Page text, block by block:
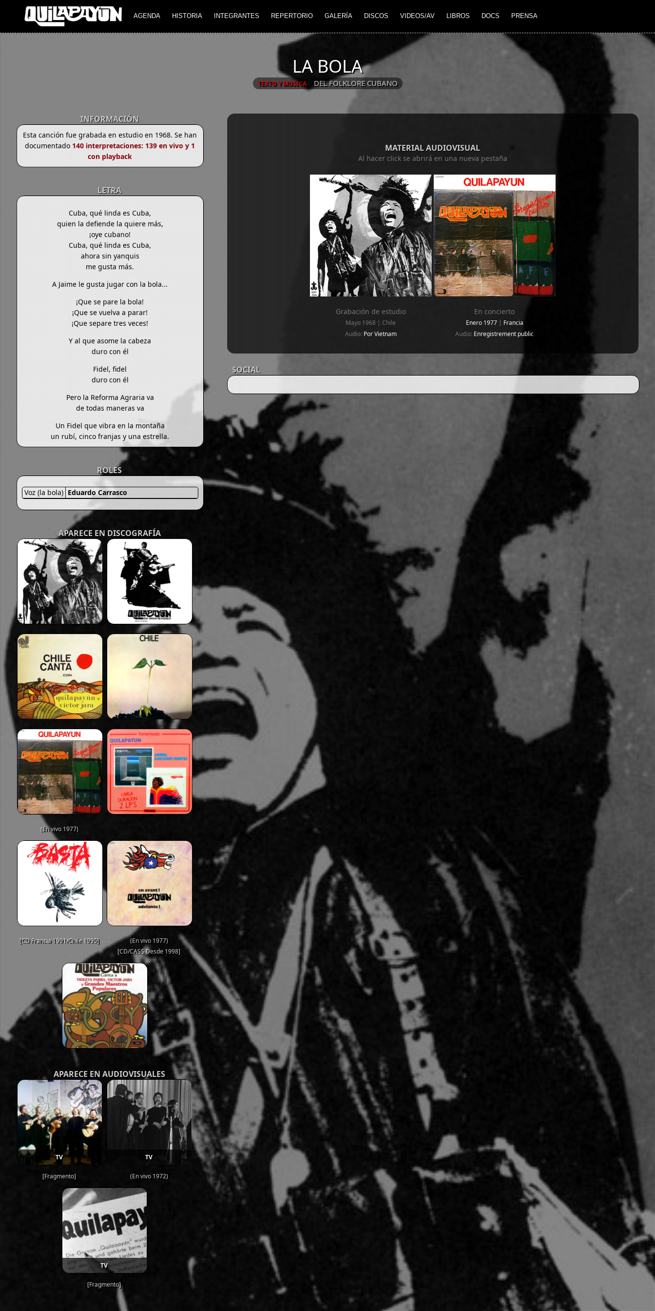
AGENDA HISTORIA INTEGRANTES REPERTORIO GALERÍA DISCOS VIDEOS/AV LIBROS DOCS PRENSA
LA BOLA
TEXTO Y MÚSICA DEL FOLKLORE CUBANO
INFORMACIÓN
Esta canción fue grabada en estudio en 1968. Se han
documentado140 interpretaciones: 139 en vivo y 1
con playback
LETRA
Cuba, qué linda es Cuba,
quien la defiende la quiere más,
¡oye cubano!
Cuba, qué linda es Cuba,
ahora sin yanquis
me gusta más.
A Jaime le gusta jugar con la bola...
¡Que se pare la bola!
¡Que se vuelva a parar!
¡Que separe tres veces!
Y al que asome la cabeza
duro con él
Fidel, fidel
duro con él
Pero la Reforma Agraria va
de todas maneras va
Un Fidel que vibra en la montaña
un rubí, cinco franjas y una estrella.
ROLES
Voz (la bola) Eduardo Carrasco
APARECE EN DISCOGRAFÍA
(En vivo 1977)
[CD Francia 1991/Chile 1995]
(En vivo 1977)
[CD/CASS Desde 1998]
APARECE EN AUDIOVISUALES
TV
[Fragmento]
TV
(En vivo 1972)
TV
[Fragmento]
MATERIAL AUDIOVISUAL
Al hacer click se abrirá en una nueva pestaña
Grabación de estudio
Mayo 1968 | Chile
Audio:Por Vietnam
En concierto
Enero 1977|Francia
Audio:Enregistrement public
SOCIAL